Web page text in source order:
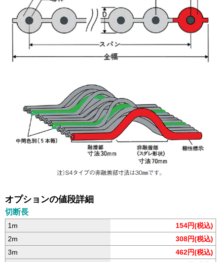
オプションの値段詳細
切断長
1m
154円(税込)
2m
308円(税込)
3m
462円(税込)